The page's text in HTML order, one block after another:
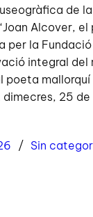
de
Alcover, el
per la
integral del
poeta mallorquí
dimecres, 25
Sin